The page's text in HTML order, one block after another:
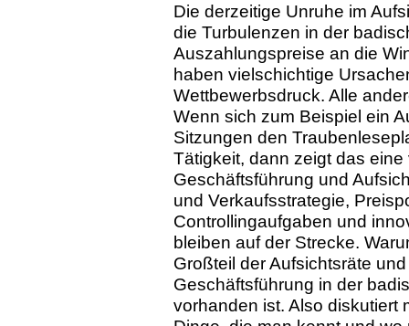
Die derzeitige Unruhe im
die Turbulenzen in der
Auszahlungspreise an die
haben vielschichtige
Wettbewerbsdruck. Alle
Wenn sich zum Beispiel ein
Sitzungen den
Tätigkeit, dann zeigt das
Geschäftsführung und
und Verkaufsstrategie,
Controllingaufgaben und
bleiben auf der Strecke.
Großteil der Aufsichtsräte
Geschäftsführung in der
vorhanden ist. Also diskutiert